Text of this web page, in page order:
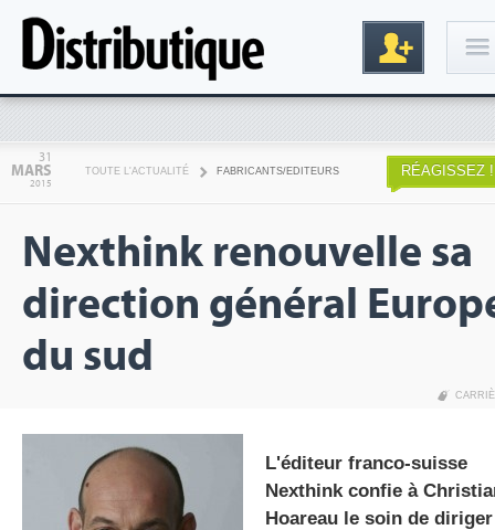
31
MARS
2015
TOUTE L'ACTUALITÉ FABRICANTS/EDITEURS RÉAGISSEZ !
Nexthink renouvelle sa
direction général
du sud
L'éditeur franco-suisse
Nexthink confie à
Hoareau le soin de diriger